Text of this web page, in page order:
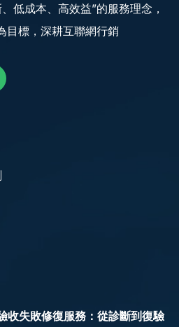
低成本、高效益”的服務理念，
目標，深耕互聯網行銷
收失敗修復服務：從診斷到復驗